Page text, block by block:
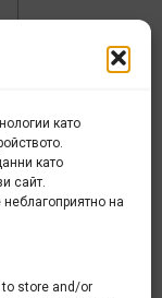
като
като
сайт.
на
to store and/or